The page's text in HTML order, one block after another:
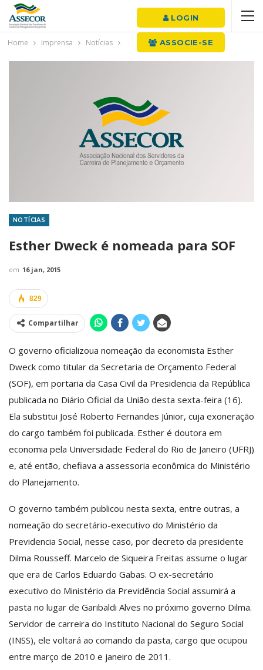
LOGIN
ASSOCIE-SE
Home Imprensa Notícias
NOTÍCIAS
Esther Dweck é nomeada para SOF
em 16 jan, 2015
829
Compartilhar
O governo oficializoua nomeação da economista Esther
Dweck como titular da Secretaria de Orçamento Federal
(SOF), em portaria da Casa Civil da Presidencia da República
publicada no Diário Oficial da União desta sexta-feira (16).
Ela substitui José Roberto Fernandes Júnior, cuja exoneração
do cargo também foi publicada. Esther é doutora em
economia pela Universidade Federal do Rio de Janeiro (UFRJ)
e, até então, chefiava a assessoria econômica do Ministério
do Planejamento.
O governo também publicou nesta sexta, entre outras, a
nomeação do secretário-executivo do Ministério da
Previdencia Social, nesse caso, por decreto da presidente
Dilma Rousseff. Marcelo de Siqueira Freitas assume o lugar
que era de Carlos Eduardo Gabas. O ex-secretário
executivo do Ministério da Previdência Social assumirá a
pasta no lugar de Garibaldi Alves no próximo governo Dilma.
Servidor de carreira do Instituto Nacional do Seguro Social
(INSS), ele voltará ao comando da pasta, cargo que ocupou
entre março de 2010 e janeiro de 2011.